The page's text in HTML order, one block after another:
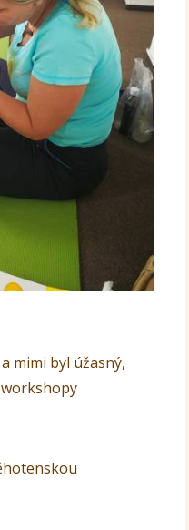
mimi byl úžasný,